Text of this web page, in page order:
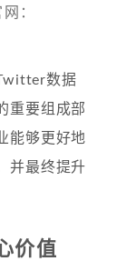
：
数据
重要组成部
能够更好地
并最终提升
价值